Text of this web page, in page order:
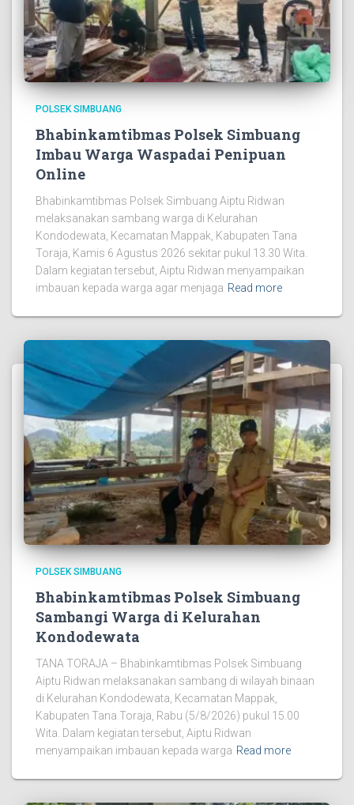
POLSEK SIMBUANG
Bhabinkamtibmas Polsek Simbuang
Imbau Warga Waspadai Penipuan
Online
Bhabinkamtibmas Polsek Simbuang Aiptu Ridwan
melaksanakan sambang warga di Kelurahan
Kondodewata, Kecamatan Mappak, Kabupaten Tana
Toraja, Kamis 6 Agustus 2026 sekitar pukul 13.30 Wita.
Dalam kegiatan tersebut, Aiptu Ridwan menyampaikan
imbauan kepada warga agar menjaga Read more
POLSEK SIMBUANG
Bhabinkamtibmas Polsek Simbuang
Sambangi Warga di Kelurahan
Kondodewata
TANA TORAJA – Bhabinkamtibmas Polsek Simbuang
Aiptu Ridwan melaksanakan sambang di wilayah binaan
di Kelurahan Kondodewata, Kecamatan Mappak,
Kabupaten Tana Toraja, Rabu (5/8/2026) pukul 15.00
Wita. Dalam kegiatan tersebut, Aiptu Ridwan
menyampaikan imbauan kepada warga Read more